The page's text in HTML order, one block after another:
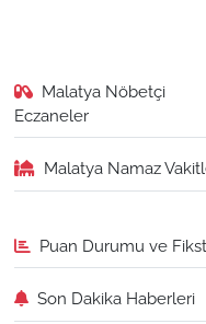
Malatya Nöbetçi
Eczaneler
Malatya Namaz
Puan Durumu ve
Son Dakika Haberleri